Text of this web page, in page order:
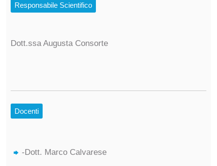
Responsabile Scientifico
Dott.ssa Augusta Consorte
Docenti
-Dott. Marco Calvarese